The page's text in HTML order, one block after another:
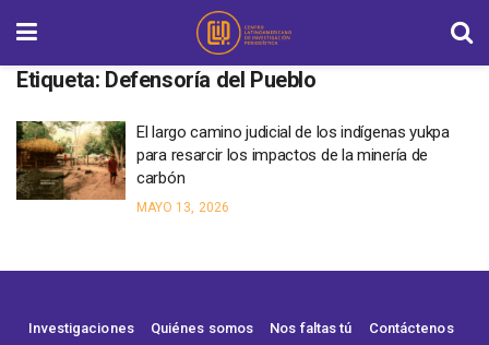
Etiqueta: Defensoría del Pueblo
El largo camino judicial de los indígenas yukpa
para resarcir los impactos de la minería de
carbón
MAYO 13, 2026
Investigaciones Quiénes somos Nos faltas tú Contáctenos